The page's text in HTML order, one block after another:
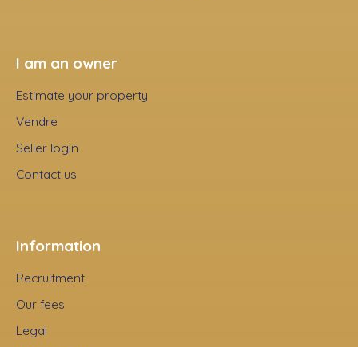
I am an owner
Estimate your property
Vendre
Seller login
Contact us
Information
Recruitment
Our fees
Legal